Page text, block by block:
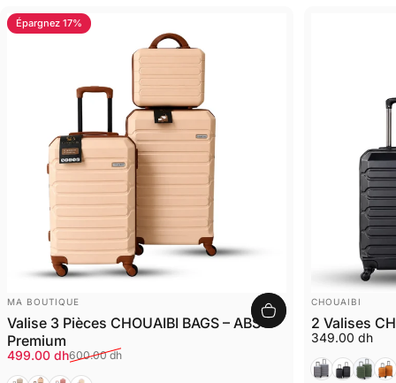
Épargnez 17%
DISTRIBUTEUR:
MA BOUTIQUE
Valise 3 Pièces CHOUAIBI BAGS – ABS
Premium
Prix promotionnel
499.00 dh
Prix habituel600.00 dh
DISTRIBUTEUR:
CHOUAIBI
2 Valises
349.00 dh
GrisNoirVert